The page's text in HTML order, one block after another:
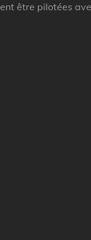
être pilotées